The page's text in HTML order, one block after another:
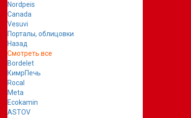
Nordpeis
Canada
Vesuvi
Порталы, облицовки
Назад
Смотреть все
Bordelet
КимрПечь
Rocal
Meta
Ecokamin
ASTOV